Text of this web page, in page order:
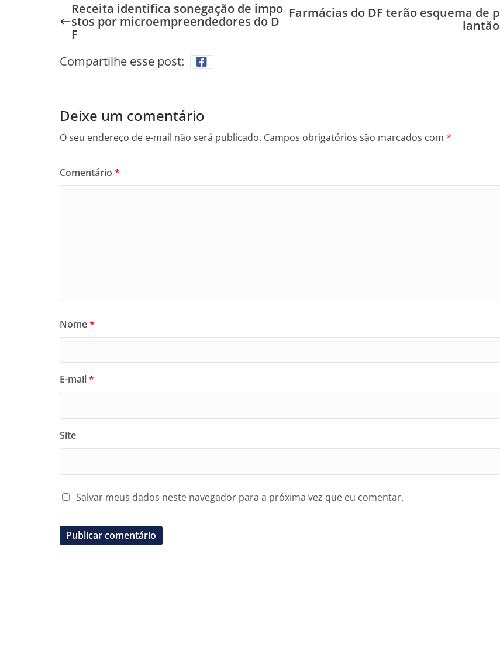
Receita identifica sonegação de impo
stos por microempreendedores do D
F
Farmácias do DF terão esquema de p
lantão
Compartilhe esse post:
Deixe um comentário
O seu endereço de e-mail não será publicado. Campos obrigatórios são marcados com *
Comentário *
Nome*
E-mail*
Site
Salvar meus dados neste navegador para a próxima vez que eu comentar.